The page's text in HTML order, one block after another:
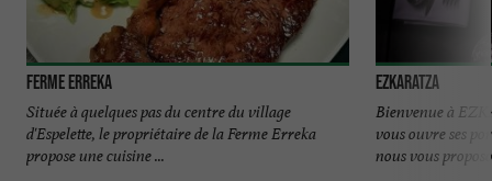
Ferme Erreka
Située à quelques pas du centre du village
d'Espelette, le propriétaire de la Ferme Erreka
propose une cuisine ...
Ezkaratza
Bienvenue à
vous ouvre ses
nous vous